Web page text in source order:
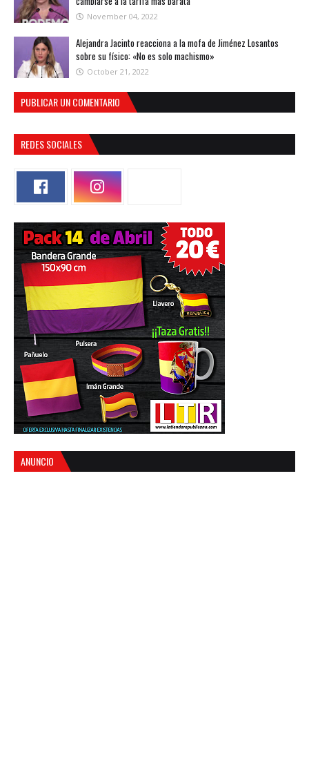
November 04, 2022
Alejandra Jacinto reacciona a la mofa de Jiménez Losantos
sobre su físico: «No es solo machismo»
October 21, 2022
PUBLICAR UN COMENTARIO
REDES SOCIALES
ANUNCIO